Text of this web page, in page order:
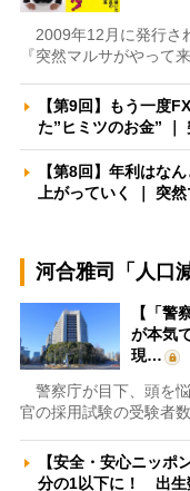
2009年12月に発行さ
『突然マルサがやって
【第9回】もう一度
た”ヒミツのお金”
【第8回】年利はな
上がっていく ｜ 突
河合雅司「人口
【「警
が本気
現…
警察庁が目下、頭を
官の採用試験の受験者
【安全・安心ニッポ
分の1以下に！ 出